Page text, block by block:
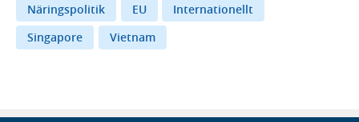
Näringspolitik
EU
Internationellt
Singapore
Vietnam